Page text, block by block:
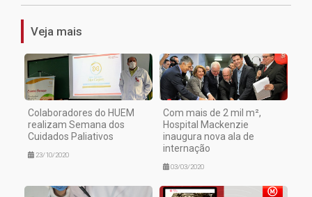
Veja mais
Colaboradores do HUEM
realizam Semana dos
Cuidados Paliativos
23/10/2020
Com mais de 2 mil m²,
Hospital Mackenzie
inaugura nova ala de
internação
03/03/2020